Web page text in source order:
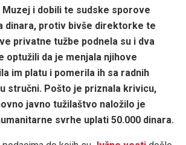
i dobili te sudske sporove
dinara, protiv bivše direktorke te
privatne tužbe podnela su i dva
optužili da je menjala njihove
im platu i pomerila ih sa radnih
stručni. Pošto je priznala krivicu,
javno tužilaštvo naložilo je
svrhe uplati 50.000 dinara.